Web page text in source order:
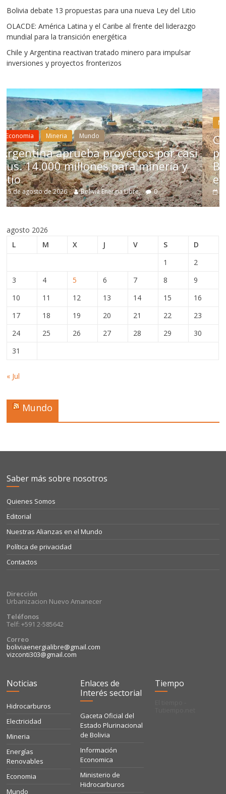
Bolivia debate 13 propuestas para una nueva Ley del Litio
OLACDE: América Latina y el Caribe al frente del liderazgo
mundial para la transición energética
Chile y Argentina reactivan tratado minero para impulsar
inversiones y proyectos fronterizos
por casi
y
Mineria Mundo
Chile aprueba reforma
para impulsar inversión
Bolivia no acelera decisiones
estructurales
5 de agosto de 2026 Bolivia Energia Libre 0
agosto 2026
L
M X J V S
D
1
2
3
4 5 6 7 8
9
10
11 12 13 14 15
16
17
18 19 20 21 22
23
24
25 26 27 28 29
30
31
« Jul
Mundo
Saber más sobre nosotros
Quienes Somos
Editorial
Nuestras Alianzas en el Mundo
Política de privacidad
Contactos
Dirección
Urbanizacion Nuevo Amanecer
Teléfonos
Telf: +591 2-585642
Correo
boliviaenergialibre@gmail.com
vizconti303@gmail.com
Noticias
Hidrocarburos
Electricidad
Mineria
Energías
Renovables
Economia
Mundo
Enlaces de
Interés sectorial
Gaceta Oficial del
Estado Plurinacional
de Bolivia
Información
Economica
Ministerio de
Hidrocarburos
Tiempo